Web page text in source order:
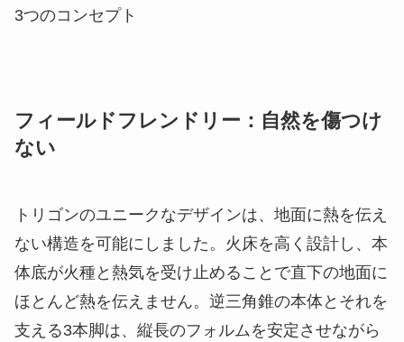
3つのコンセプト
フィールドフレンドリー：自然を傷つけ
ない
トリゴンのユニークなデザインは、地面に熱を伝え
ない構造を可能にしました。火床を高く設計し、本
体底が火種と熱気を受け止めることで直下の地面に
ほとんど熱を伝えません。逆三角錐の本体とそれを
支える3本脚は、縦長のフォルムを安定させながら